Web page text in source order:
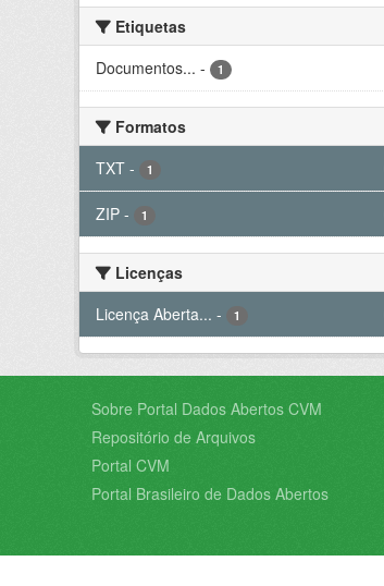
Etiquetas
Documentos... - 1
Formatos
TXT - 1
ZIP - 1
Licenças
Licença Aberta... - 1
Sobre Portal Dados Abertos CVM
Repositório de Arquivos
Portal CVM
Portal Brasileiro de Dados Abertos